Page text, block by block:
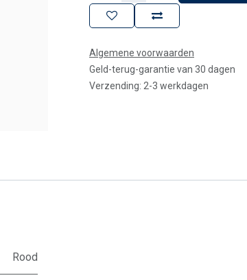
Algemene voorwaarden
Geld-terug-garantie van 30 dagen
Verzending: 2-3 werkdagen
Rood